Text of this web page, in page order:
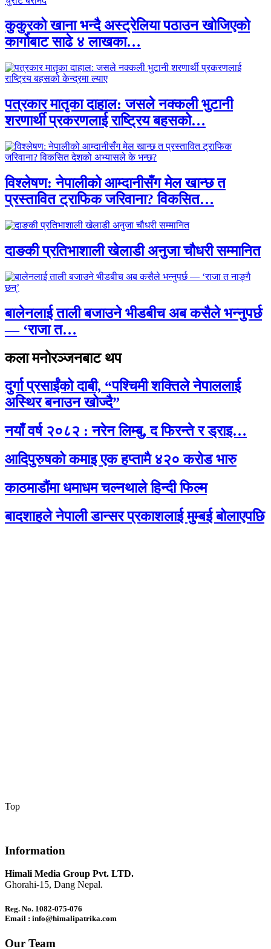
कुकुरको खाना भन्दै अस्ट्रेलिया पठाउन खोजिएको
कार्गोबाट साढे ४ लाखका…
पत्रकार मातृका दाहाल: जसले नक्कली भुटानी
शरणार्थी प्रकरणलाई राष्ट्रिय बहसको…
विश्लेषण: नेपालीको आम्दानीसँग मेल खान्छ त
प्रस्तावित ट्राफिक जरिवाना? विकसित…
दाङकी प्रतिभाशाली खेलाडी अनुजा चौधरी सम्मानित
बालेनलाई ताली बजाउने भीडबीच अब कसैले भन्नुपर्छ
— ‘राजा त…
कला मनोरञ्जनबाट थप
दुर्गा प्रसाईंको दाबी, “पश्चिमी शक्तिले नेपाललाई
अस्थिर बनाउन खोज्दै”
नयाँ वर्ष २०८२ : नरेन लिम्बु, द फिरन्ते र ड्राइ…
आदिपुरुषको कमाइ एक हप्तामै ४२० करोड भारु
काठमाडौंमा धमाधम चल्नथाले हिन्दी फिल्म
बादशाहले नेपाली डान्सर प्रकाशलाई मुम्बई बोलाएपछि
Top
Information
Himali Media Group Pvt. LTD.
Ghorahi-15, Dang Nepal.
Reg. No. 1082-075-076
Email : info@himalipatrika.com
Our Team